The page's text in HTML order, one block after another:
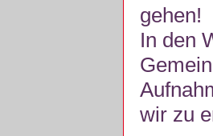
gehen!
In den
wir zu